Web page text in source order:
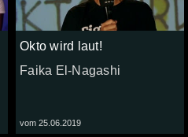
Okto wird laut!
Faika El-Nagashi
vom 25.06.2019